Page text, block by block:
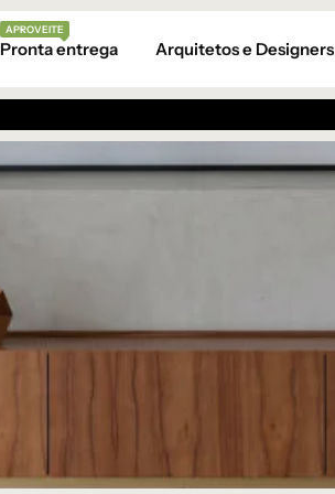
Pronta entrega
APROVEITE
Arquitetos e Designers